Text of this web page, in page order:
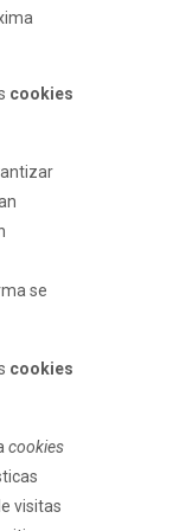
cookies
se
cookies
cookies
visitas